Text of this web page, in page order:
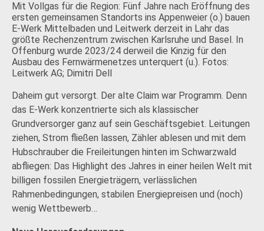
Mit Vollgas für die Region: Fünf Jahre nach Eröffnung des
ersten gemeinsamen Standorts ins Appenweier (o.) bauen
E-Werk Mittelbaden und Leitwerk derzeit in Lahr das
größte Rechenzentrum zwischen Karlsruhe und Basel. In
Offenburg wurde 2023/24 derweil die Kinzig für den
Ausbau des Fernwärmenetzes unterquert (u.). Fotos:
Leitwerk AG; Dimitri Dell
Daheim gut versorgt. Der alte Claim war Programm. Denn
das E-Werk konzentrierte sich als klassischer
Grundversorger ganz auf sein Geschäftsgebiet. Leitungen
ziehen, Strom fließen lassen, Zähler ablesen und mit dem
Hubschrauber die Freileitungen hinten im Schwarzwald
abfliegen: Das Highlight des Jahres in einer heilen Welt mit
billigen fossilen Energieträgern, verlässlichen
Rahmenbedingungen, stabilen Energiepreisen und (noch)
wenig Wettbewerb…